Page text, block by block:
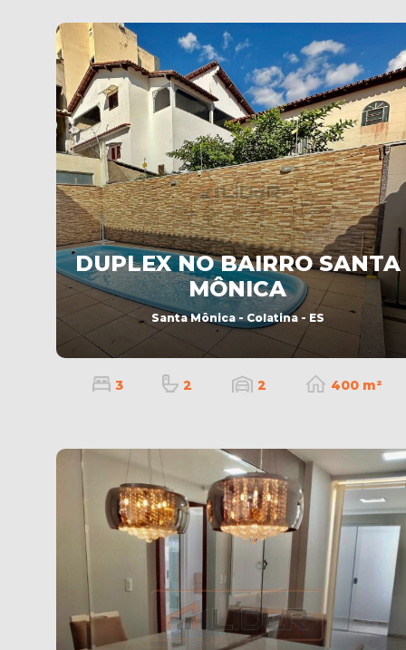
DUPLEX NO BAIRRO SANTA
MÔNICA
Santa Mônica - Colatina - ES
3 2 2 400 m²